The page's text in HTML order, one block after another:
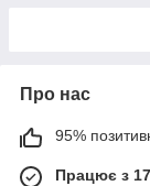
Про нас
95%
Працює з